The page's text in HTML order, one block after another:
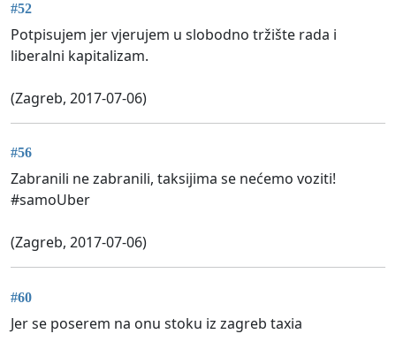
#52
Potpisujem jer vjerujem u slobodno tržište rada i
liberalni kapitalizam.
(Zagreb, 2017-07-06)
#56
Zabranili ne zabranili, taksijima se nećemo voziti!
#samoUber
(Zagreb, 2017-07-06)
#60
Jer se poserem na onu stoku iz zagreb taxia